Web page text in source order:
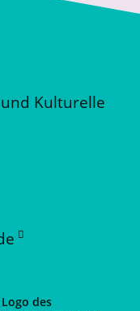
Kulturelle